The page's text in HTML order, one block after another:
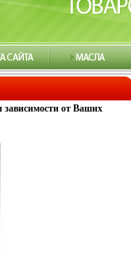
от Ваших